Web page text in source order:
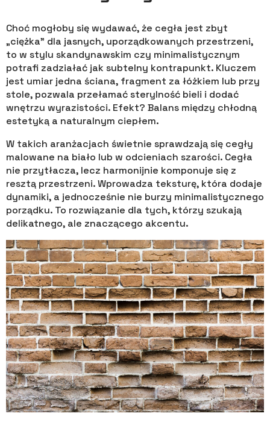
Choć mogłoby się wydawać, że cegła jest zbyt
„ciężka” dla jasnych, uporządkowanych przestrzeni,
to w stylu skandynawskim czy minimalistycznym
potrafi zadziałać jak subtelny kontrapunkt. Kluczem
jest umiar jedna ściana, fragment za łóżkiem lub przy
stole, pozwala przełamać sterylność bieli i dodać
wnętrzu wyrazistości. Efekt? Balans między chłodną
estetyką a naturalnym ciepłem.
W takich aranżacjach świetnie sprawdzają się cegły
malowane na biało lub w odcieniach szarości. Cegła
nie przytłacza, lecz harmonijnie komponuje się z
resztą przestrzeni. Wprowadza teksturę, która dodaje
dynamiki, a jednocześnie nie burzy minimalistycznego
porządku. To rozwiązanie dla tych, którzy szukają
delikatnego, ale znaczącego akcentu.